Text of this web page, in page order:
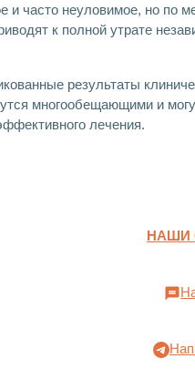
и часто неуловимое, но по
к полной утрате
результаты
многообещающими и
лечения.
НАШИ